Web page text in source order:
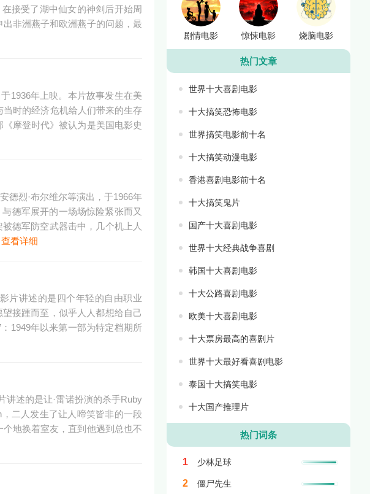
接受了湖中仙女的神剑后开始周
非洲燕子和欧洲燕子的问题，最
1936年上映。本片故事发生在美
时的经济危机给人们带来的生存
摩登时代》被认为是美国电影史
德烈·布尔维尔等演出，于1966年
德军展开的一场场惊险紧张而又
德军防空武器击中，几个机上人
查看详细
片讲述的是四个年轻的自由职业
接踵而至，似乎人人都想给自己
1949年以来第一部为特定档期所
讲述的是让·雷诺扮演的杀手Ruby
二人发生了让人啼笑皆非的一段
地换着室友，直到他遇到总也不
剧情电影 惊悚电影 烧脑电影
热门文章
世界十大喜剧电影
十大搞笑恐怖电影
世界搞笑电影前十名
十大搞笑动漫电影
香港喜剧电影前十名
十大搞笑鬼片
国产十大喜剧电影
世界十大经典战争喜剧
韩国十大喜剧电影
十大公路喜剧电影
欧美十大喜剧电影
十大票房最高的喜剧片
世界十大最好看喜剧电影
泰国十大搞笑电影
十大国产推理片
热门词条
1 少林足球
2 僵尸先生